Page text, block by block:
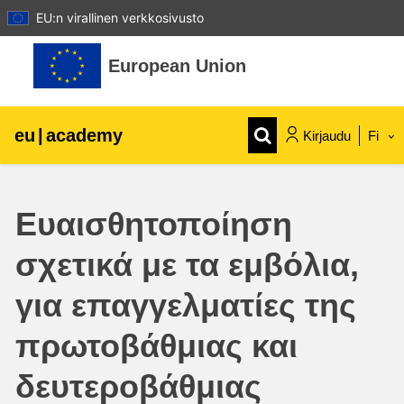
EU:n virallinen verkkosivusto
Siirry pääsisältöön
European Union
eu | academy Kirjaudu Fi
agriculture & rural development
children & youth
cities, urban & regional development
data, digital & technology
Ευαισθητοποίηση
σχετικά με τα εμβόλια,
για επαγγελματίες της
πρωτοβάθμιας και
δευτεροβάθμιας